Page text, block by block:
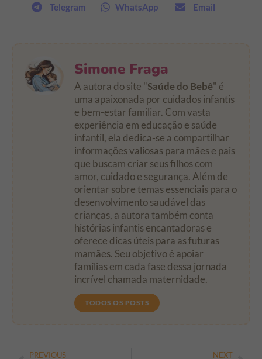
Telegram
WhatsApp Email
Simone Fraga
A autora do site "Saúde do Bebê" é
uma apaixonada por cuidados infantis
e bem-estar familiar. Com vasta
experiência em educação e saúde
infantil, ela dedica-se a compartilhar
informações valiosas para mães e pais
que buscam criar seus filhos com
amor, cuidado e segurança. Além de
orientar sobre temas essenciais para o
desenvolvimento saudável das
crianças, a autora também conta
histórias infantis encantadoras e
oferece dicas úteis para as futuras
mamães. Seu objetivo é apoiar
famílias em cada fase dessa jornada
incrível chamada maternidade.
TODOS OS POSTS
PREVIOUS NEXT